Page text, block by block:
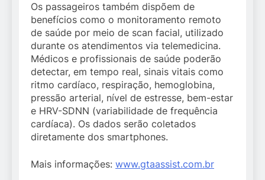
Os passageiros também dispõem de
benefícios como o monitoramento remoto
de saúde por meio de scan facial, utilizado
durante os atendimentos via telemedicina.
Médicos e profissionais de saúde poderão
detectar, em tempo real, sinais vitais como
ritmo cardíaco, respiração, hemoglobina,
pressão arterial, nível de estresse, bem-estar
e HRV-SDNN (variabilidade de frequência
cardíaca). Os dados serão coletados
diretamente dos smartphones.
Mais informações: www.gtaassist.com.br